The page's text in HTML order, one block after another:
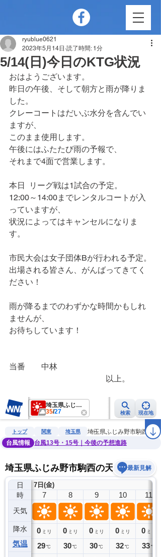
5/14(日)今日のKTG状況
ryublue0621
2023年5月14日 読了時間: 1分
おはようございます。
昨日の午後、そして朝方と雨が降りま
した。
クレーコートはだいぶ水分を含んでい
ますが、
このまま使用します。
午後にはふたたび雨の予報で、
それまで4面で営業します。
本日	リーグ戦は1試合の予定。
12:00～14:00までレンタルコートが入
っていますが、
状況によってはキャンセルになりま
す。
市民大会は女子団体Bが行われる予定。
出場される皆さん、がんばってきてく
ださい！
雨が降るまでのわずかな時間かもしれ
ませんが、
お待ちしています！
当番　　中林
以上。